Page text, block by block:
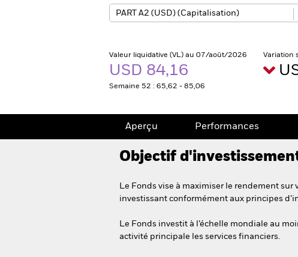
Valeur liquidative (VL) au 07/août/2026
USD 84,16
Semaine 52 : 65,62 - 85,06
Variation
Aperçu Performances
Objectif
Le Fonds vise à maximiser le rendement
investissant conformément aux principes
Le Fonds investit à l’échelle mondiale au
activité principale les services financiers.